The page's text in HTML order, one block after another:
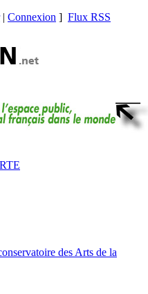
| Connexion ] Flux RSS
des Arts de la